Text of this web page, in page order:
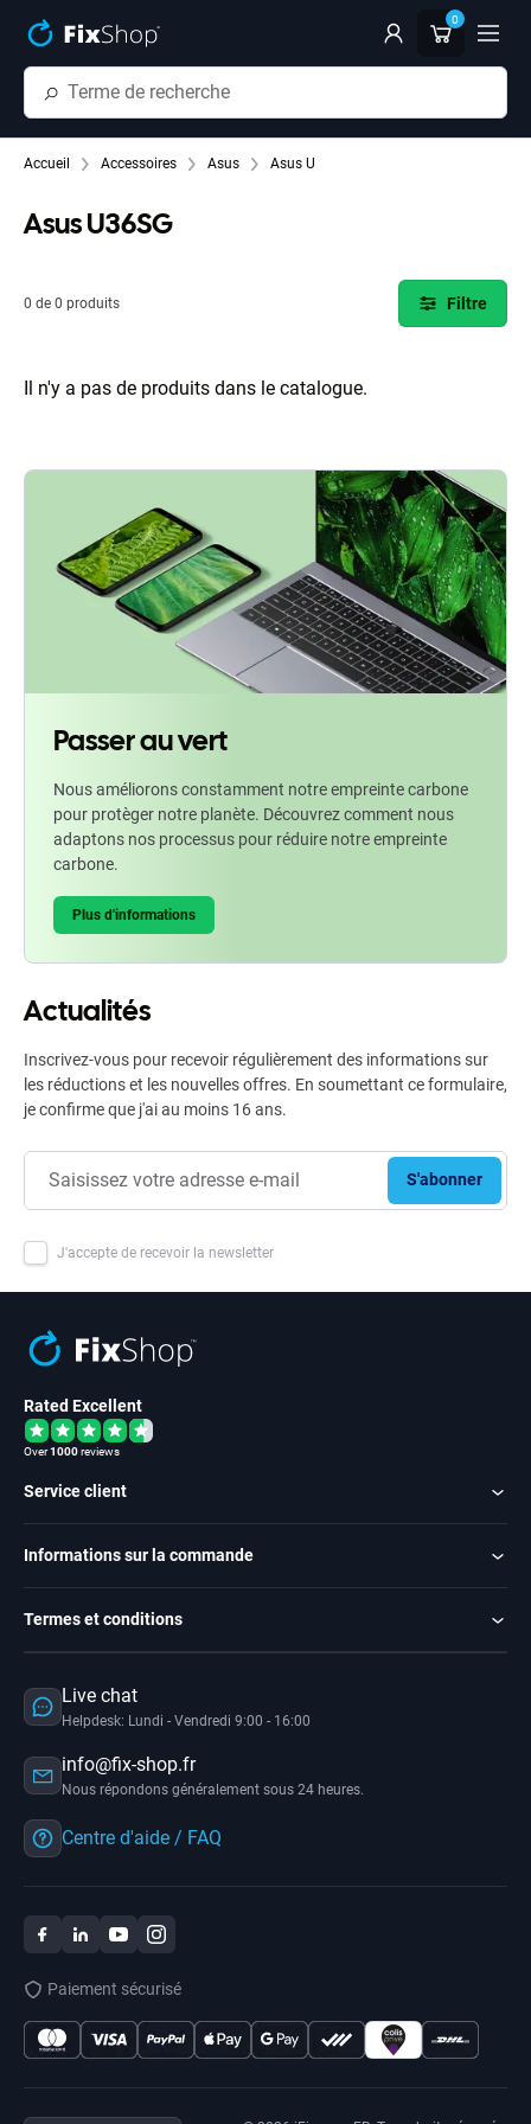
0
Accueil Accessoires Asus Asus U
Asus U36SG
0 de 0 produits Filtre
Il n'y a pas de produits dans le catalogue.
Passer au vert
Nous améliorons constamment notre empreinte carbone
pour protèger notre planète. Découvrez comment nous
adaptons nos processus pour réduire notre empreinte
carbone.
Plus d'informations
Actualités
Inscrivez-vous pour recevoir régulièrement des informations sur
les réductions et les nouvelles offres. En soumettant ce formulaire,
je confirme que j'ai au moins 16 ans.
S'abonner
J'accepte de recevoir la newsletter
Rated Excellent
Over1000reviews
Service client
Informations sur la commande
Termes et conditions
Live chat
Helpdesk: Lundi - Vendredi 9:00 - 16:00
info@fix-shop.fr
Nous répondons généralement sous 24 heures.
Centre d'aide / FAQ
Paiement sécurisé